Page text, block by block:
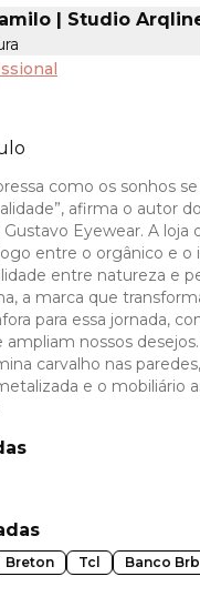
| Studio
como os sonhos
afirma o autor
Eyewear. A loja
entre o orgânico e o
entre natureza e
a marca que
para essa jornada,
nossos
carvalho nas
e o mobiliário
Breton Tcl Banco Brb